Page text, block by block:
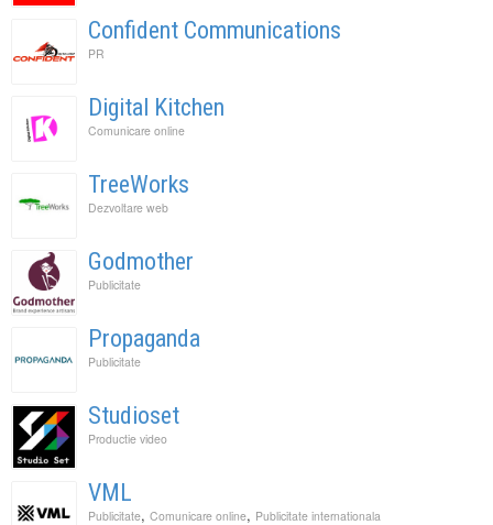
Confident Communications
PR
Digital Kitchen
Comunicare online
TreeWorks
Dezvoltare web
Godmother
Publicitate
Propaganda
Publicitate
Studioset
Productie video
VML
Publicitate, Comunicare online, Publicitate internationala